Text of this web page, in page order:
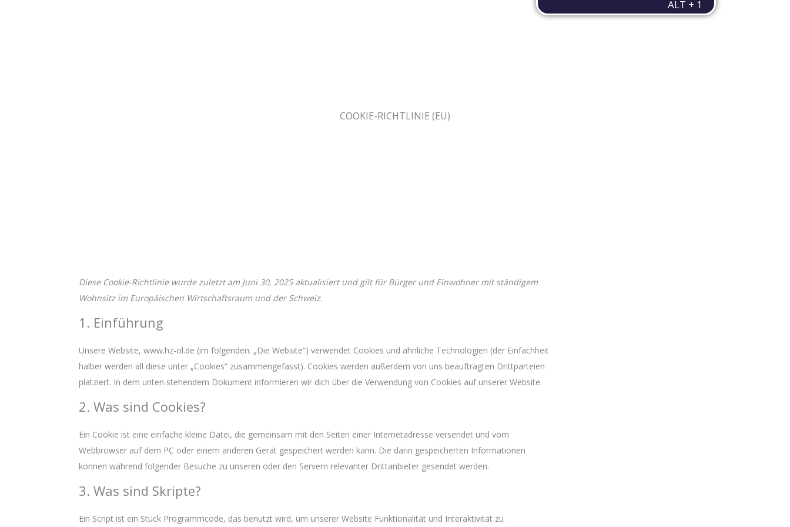
COOKIE-RICHTLINIE (EU)
Diese Cookie-Richtlinie wurde zuletzt am Juni 30, 2025 aktualisiert und gilt für Bürger und Einwohner mit ständigem
Wohnsitz im Europäischen Wirtschaftsraum und der Schweiz.
1. Einführung
Unsere Website, www.hz-ol.de (im folgenden: „Die Website“) verwendet Cookies und ähnliche Technologien (der Einfachheit
halber werden all diese unter „Cookies“ zusammengefasst). Cookies werden außerdem von uns beauftragten Drittparteien
platziert. In dem unten stehendem Dokument informieren wir dich über die Verwendung von Cookies auf unserer Website.
2. Was sind Cookies?
Ein Cookie ist eine einfache kleine Datei, die gemeinsam mit den Seiten einer Internetadresse versendet und vom
Webbrowser auf dem PC oder einem anderen Gerät gespeichert werden kann. Die darin gespeicherten Informationen
können während folgender Besuche zu unseren oder den Servern relevanter Drittanbieter gesendet werden.
3. Was sind Skripte?
Ein Script ist ein Stück Programmcode, das benutzt wird, um unserer Website Funktionalität und Interaktivität zu